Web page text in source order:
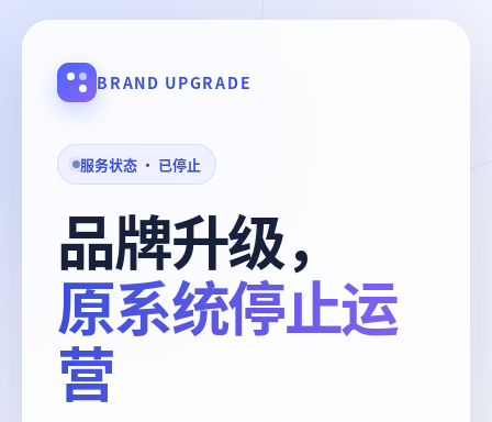
BRAND UPGRADE
服务状态 · 已停止
品牌升级，
原系统停止运
营